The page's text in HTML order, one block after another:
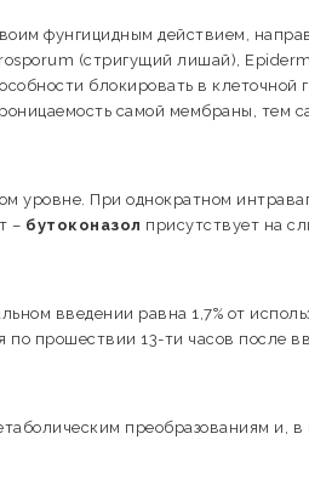
фунгицидным действием,
(стригущий лишай),
блокировать в клеточной
самой мембраны, тем
уровне. При однократном
– бутоконазол присутствует на
введении равна 1,7% от
прошествии 13-ти часов после
преобразованиям и, в